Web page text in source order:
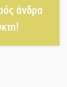
άνδρα